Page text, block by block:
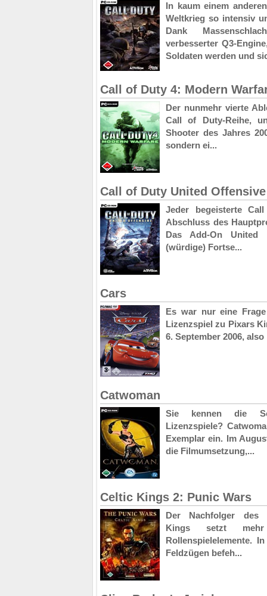
In kaum einem
Weltkrieg so intensiv
Dank
verbesserter Q3-
Soldaten werden und
Call of Duty 4: Modern
Der nunmehr vierte
Call of Duty-Reihe,
Shooter des Jahres
sondern ei...
Call of Duty United Offensive
Jeder begeisterte
Abschluss des
Das Add-On United
(würdige) Fortse...
Cars
Es war nur eine Frage
Lizenzspiel zu Pixars
6. September 2006,
Catwoman
Sie kennen die
Lizenzspiele?
Exemplar ein. Im
die Filmumsetzung,...
Celtic Kings 2: Punic Wars
Der Nachfolger des
Kings setzt
Rollenspielelemente.
Feldzügen befeh...